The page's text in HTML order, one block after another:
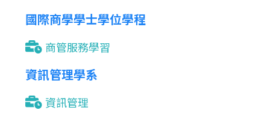
國際商學學士學位學程
商管服務學習
資訊管理學系
資訊管理